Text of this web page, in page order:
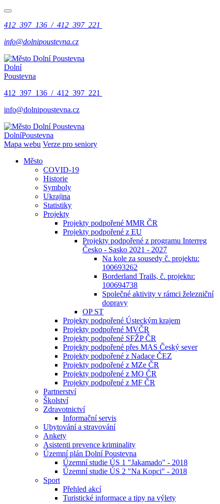
412 397 136 / 412 397 221
info@dolnipoustevna.cz
Dolní
Poustevna
412 397 136 / 412 397 221
info@dolnipoustevna.cz
DolníPoustevna
Mapa webu Verze pro seniory
Město
COVID-19
Historie
Symboly
Ukrajina
Statistiky
Projekty
Projekty podpořené MMR ČR
Projekty podpořené z EU
Projekty podpořené z programu Interreg
Česko - Sasko 2021 - 2027
Na kole za sousedy č. projektu:
100693262
Borderland Trails, č. projektu:
100694738
Společné aktivity v rámci železniční
dopravy
OP ST
Projekty podpořené Ústeckým krajem
Projekty podpořené MVČR
Projekty podpořené SFŽP ČR
Projekty podpořené přes MAS Český sever
Projekty podpořené z Nadace ČEZ
Projekty podpořené z MZe ČR
Projekty podpořené z MO ČR
Projekty podpořené z MF ČR
Partnerství
Školství
Zdravotnictví
Informační servis
Ubytování a stravování
Ankety
Asistenti prevence kriminality
Územní plán Dolní Poustevna
Územní studie ÚS 1 "Jakamado" - 2018
Územní studie ÚS 2 "Na Kopci" - 2018
Sport
Přehled akcí
Turistické informace a tipy na výlety